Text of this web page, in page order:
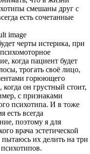
смешаны друг с
есть сочетанные
черты истерика, при
когда пациент будет
трогать своё лицо,
горюющего
когда он грустный стоит,
с признаками
психотипа. И в тоже
есть всегда
поэтому я для
врача эстетической
их делить на три